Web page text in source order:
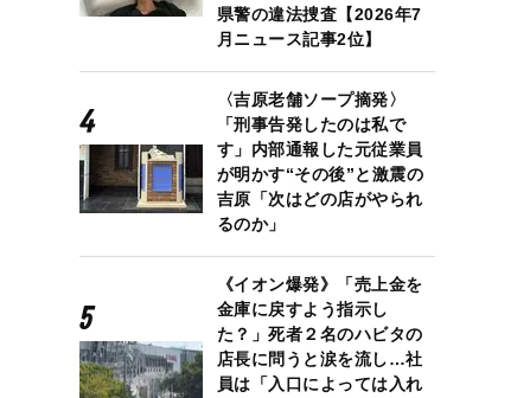
県警の違法捜査【2026年7
月ニュース記事2位】
〈吉原老舗ソープ摘発〉
「刑事告発したのは私で
す」内部通報した元従業員
が明かす“その後”と激震の
吉原「次はどの店がやられ
るのか」
《イオン爆発》「売上金を
金庫に戻すよう指示し
た？」死者２名のハビタの
店長に問うと涙を流し…社
員は「入口によっては入れ